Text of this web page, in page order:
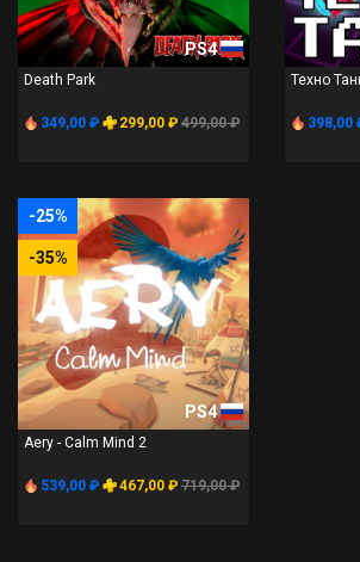
PS4
Death Park
349,00 ₽ 299,00 ₽ 499,00 ₽
Техно
398,00
-25%
-35%
PS4
Aery - Calm Mind 2
539,00 ₽ 467,00 ₽ 719,00 ₽